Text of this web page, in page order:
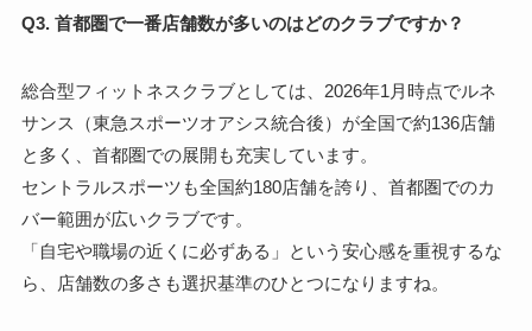
Q3. 首都圏で一番店舗数が多いのはどのクラブですか？
総合型フィットネスクラブとしては、2026年1月時点でルネ
サンス（東急スポーツオアシス統合後）が全国で約136店舗
と多く、首都圏での展開も充実しています。
セントラルスポーツも全国約180店舗を誇り、首都圏でのカ
バー範囲が広いクラブです。
「自宅や職場の近くに必ずある」という安心感を重視するな
ら、店舗数の多さも選択基準のひとつになりますね。